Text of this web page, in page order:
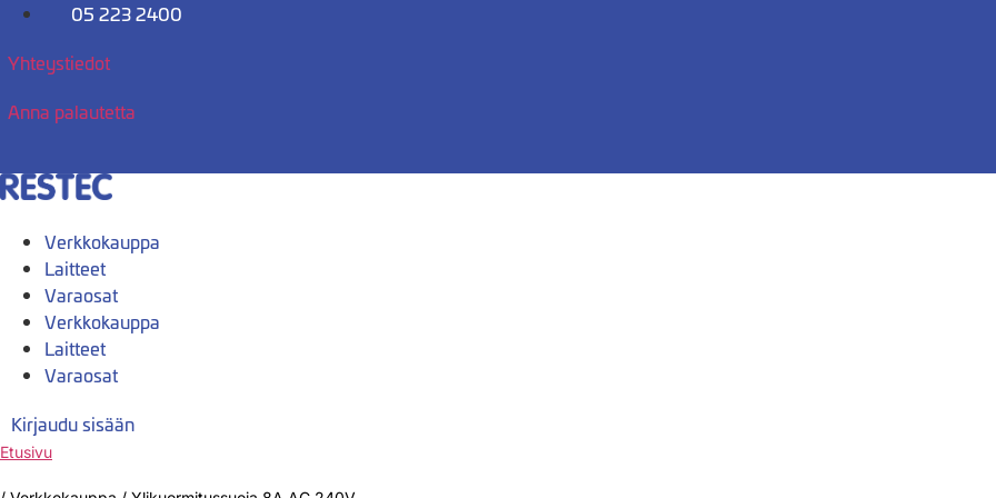
Mene
05 223 2400
Yhteystiedot
Anna palautetta
Verkkokauppa
Laitteet
Varaosat
Verkkokauppa
Laitteet
Varaosat
Kirjaudu sisään
Etusivu